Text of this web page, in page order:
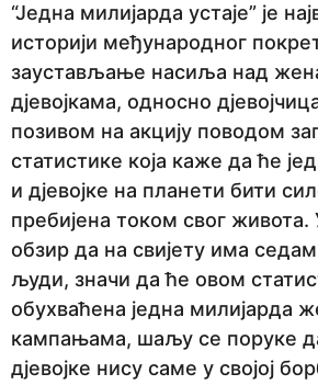
i
n
e
p
r
i
j
e
“Једна милијарда устаје” је
историји међународног
заустављање насиља над
дјевојкама, односно
позивом на акцију поводом
статистике која каже да ће
и дјевојке на планети бити
пребијена током свог живота.
обзир да на свијету има
људи, значи да ће овом
обухваћена једна милијарда
кампањама, шаљу се поруке
дјевојке нису саме у својој